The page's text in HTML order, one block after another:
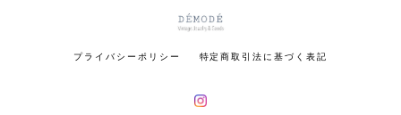
プライバシーポリシー 特定商取引法に基づく表記